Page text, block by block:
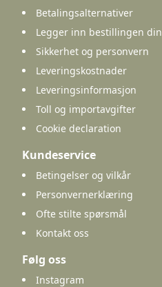
Betalingsalternativer
Legger inn bestillingen din
Sikkerhet og personvern
Leveringskostnader
Leveringsinformasjon
Toll og importavgifter
Cookie declaration
Kundeservice
Betingelser og vilkår
Personvernerklæring
Ofte stilte spørsmål
Kontakt oss
Følg oss
Instagram